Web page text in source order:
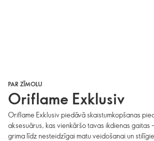
PAR ZĪMOLU
Oriflame Exklusiv
Oriflame Exklusiv piedāvā skaistumkopšanas
aksesuārus, kas vienkāršo tavas ikdienas gaitas
grima līdz nesteidzīgai matu veidošanai un